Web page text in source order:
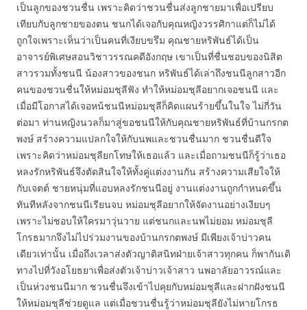
เป็นลูกของชวนชื่น เพราะคิดว่าชวนชื่นส่งลูกชายมาเพื่อเปรียบ
เทียบกับลูกชายของตน ชนกได้เจอกับคุณหญิงวรรศิกาแต่ก็ไม่ได้
ถูกใจเพราะเห็นว่าเป็นคนที่เงียบขรึม คุณชายหริพันธ์ได้เป็น
อาจารย์พิเศษสอนวิชาวรรณคดีอังกฤษ เขาเป็นที่ชื่นชอบของนิสิต
สาวรวมทั้งชนนี น้องสาวของชนก หริพันธ์ได้เล่าถึงชนนีลูกสาวอีก
คนของชวนชื่นให้หม่อมชุลีฟัง ทำให้หม่อมชุลีอยากเจอชนนี และ
เมื่อมีโอกาสได้เจอหน้ชนนีหม่อมชุลีก็คิดแผนร้ายขึ้นในใจ ไม่กี่วัน
ต่อมา ท่านหญิงนวลก็มาสู่ขอชนนีให้กับคุณชายหริพันธ์ที่บ้านกรกต
พงษ์ สร้างความแปลกใจให้กับนพและชวนชื่นมาก ชวนชื่นดีใจ
เพราะคิดว่าหม่อมชุลียกโทษให้เธอแล้ว และเมื่อถามชนนีก็รู้ว่าเธอ
หลงรักหริพันธ์จึงตัดสินใจให้ทั้งคู่แต่งงานกัน สร้างความเสียใจให้
กับเจตต์ ชายหนุ่มที่แอบหลงรักชนนีอยู่ งานแต่งงานถูกกำหนดขึ้น
ทันทีหลังจากชนนีเรียนจบ หม่อมชุลีอยากให้จัดงานอย่างเงียบๆ
เพราะไม่ชอบให้ใครมาวุ่นวาย แต่ชนกและนพไม่ยอม หม่อมชุลี
โกรธมากจึงไม่ไปร่วมงานของบ้านกรกตพงษ์ มีเพียงเจ้าบ่าวคน
เดียวเท่านั้น เมื่อถึงเวลาส่งตัวญาติสนิทฝ่ายเจ้าสาวทุกคน ก็พากันเดิ
ทางไปที่วังอโยธยาเพื่อส่งตัวเจ้าบ่าวเจ้าสาว นพอาลัยอาวรณ์และ
เป็นห่วงชนนีมาก ชวนชื่นจึงเข้าไปคุยกับหม่อมชุลีและฝากฝังชนนี
ให้หม่อมชุลีช่วยดูแล แต่เมื่อชวนชื่นรู้ว่าหม่อมชุลียังไม่หายโกรธ